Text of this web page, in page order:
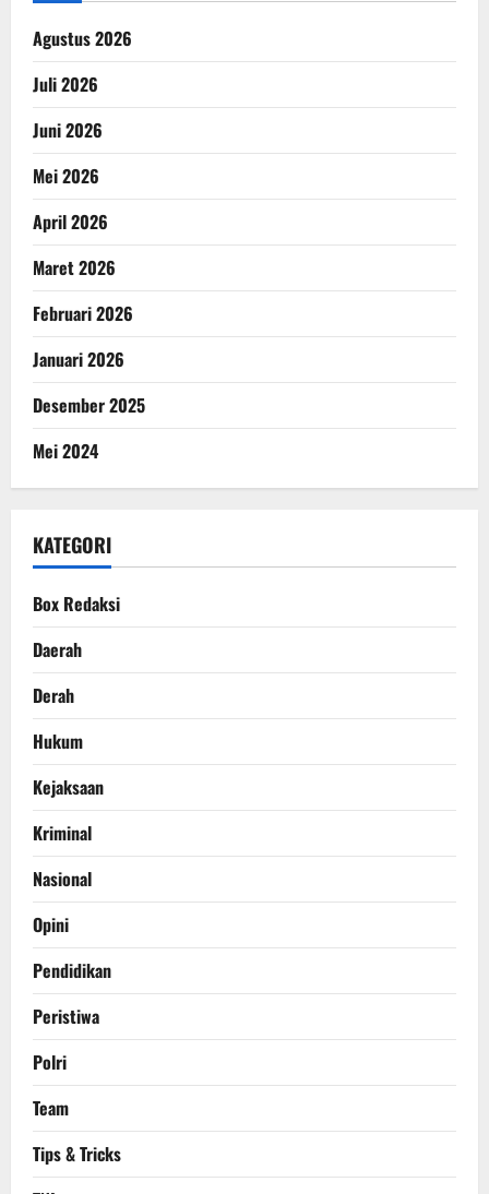
Agustus 2026
Juli 2026
Juni 2026
Mei 2026
April 2026
Maret 2026
Februari 2026
Januari 2026
Desember 2025
Mei 2024
KATEGORI
Box Redaksi
Daerah
Derah
Hukum
Kejaksaan
Kriminal
Nasional
Opini
Pendidikan
Peristiwa
Polri
Team
Tips & Tricks